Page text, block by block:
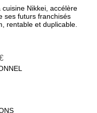
Nikkei, accélère
ses futurs franchisés
rentable et duplicable.